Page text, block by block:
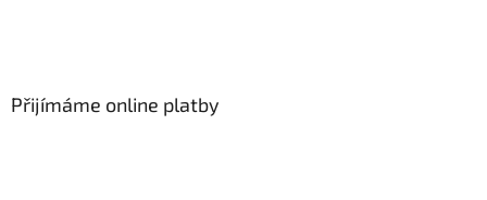
Přijímáme online platby